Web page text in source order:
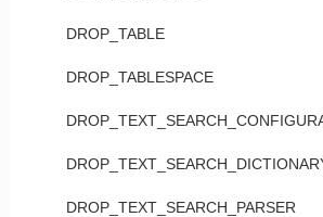
DROP_TABLE
DROP_TABLESPACE
DROP_TEXT_SEARCH_PARSER